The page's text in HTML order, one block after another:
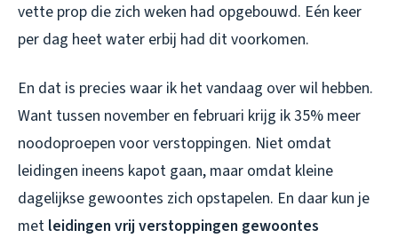
vette prop die zich weken had opgebouwd. Eén keer
per dag heet water erbij had dit voorkomen.
En dat is precies waar ik het vandaag over wil hebben.
Want tussen november en februari krijg ik 35% meer
noodoproepen voor verstoppingen. Niet omdat
leidingen ineens kapot gaan, maar omdat kleine
dagelijkse gewoontes zich opstapelen. En daar kun je
met leidingen vrij verstoppingen gewoontes